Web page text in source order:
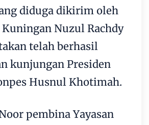
diduga dikirim oleh
Kuningan Nuzul Rachdy
telah berhasil
kunjungan Presiden
Husnul Khotimah.
pembina Yayasan